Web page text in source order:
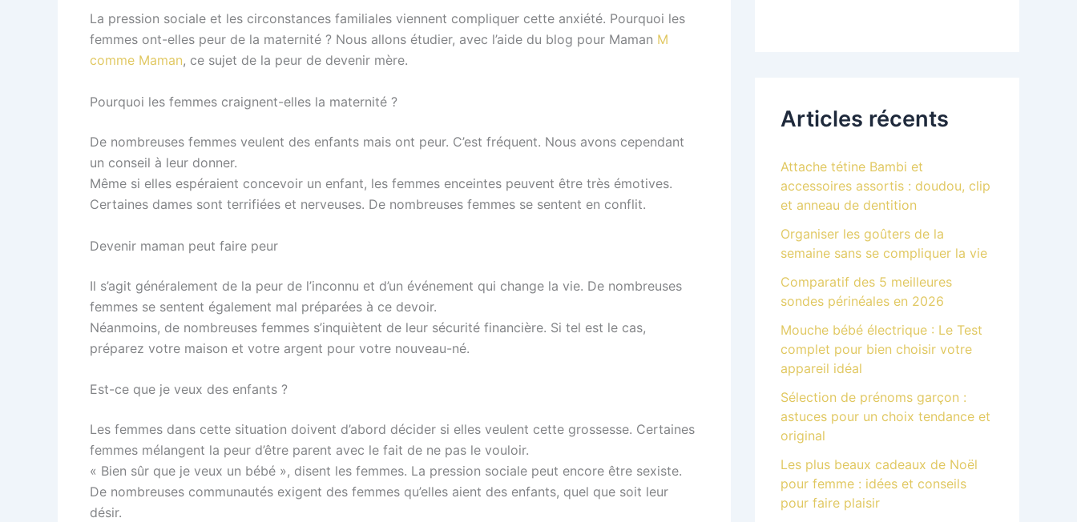
La pression sociale et les circonstances familiales viennent compliquer cette anxiété. Pourquoi les
femmes ont-elles peur de la maternité ? Nous allons étudier, avec l’aide du blog pour Maman M
comme Maman, ce sujet de la peur de devenir mère.
Pourquoi les femmes craignent-elles la maternité ?
De nombreuses femmes veulent des enfants mais ont peur. C’est fréquent. Nous avons cependant
un conseil à leur donner.
Même si elles espéraient concevoir un enfant, les femmes enceintes peuvent être très émotives.
Certaines dames sont terrifiées et nerveuses. De nombreuses femmes se sentent en conflit.
Devenir maman peut faire peur
Il s’agit généralement de la peur de l’inconnu et d’un événement qui change la vie. De nombreuses
femmes se sentent également mal préparées à ce devoir.
Néanmoins, de nombreuses femmes s’inquiètent de leur sécurité financière. Si tel est le cas,
préparez votre maison et votre argent pour votre nouveau-né.
Est-ce que je veux des enfants ?
Les femmes dans cette situation doivent d’abord décider si elles veulent cette grossesse. Certaines
femmes mélangent la peur d’être parent avec le fait de ne pas le vouloir.
« Bien sûr que je veux un bébé », disent les femmes. La pression sociale peut encore être sexiste.
De nombreuses communautés exigent des femmes qu’elles aient des enfants, quel que soit leur
désir.
Articles récents
Attache tétine Bambi et
accessoires assortis : doudou, clip
et anneau de dentition
Organiser les goûters de la
semaine sans se compliquer la vie
Comparatif des 5 meilleures
sondes périnéales en 2026
Mouche bébé électrique : Le Test
complet pour bien choisir votre
appareil idéal
Sélection de prénoms garçon :
astuces pour un choix tendance et
original
Les plus beaux cadeaux de Noël
pour femme : idées et conseils
pour faire plaisir